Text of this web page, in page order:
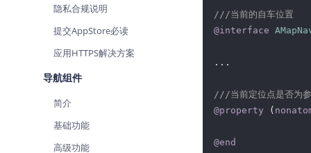
查询目标区域当前/未来天气
智能硬件定位
隐私合规说明
提交AppStore必读
应用HTTPS解决方案
导航组件
简介
基础功能
高级功能
///当前的自车位置
@interface
...
///当前定位点是否为
@property (
@end